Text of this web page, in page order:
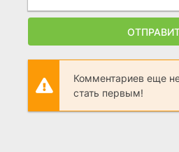
Комментариев еще
стать первым!